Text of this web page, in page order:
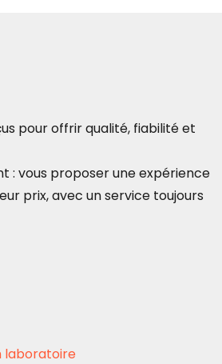
pour offrir qualité, fiabilité et
: vous proposer une expérience
prix, avec un service toujours
laboratoire